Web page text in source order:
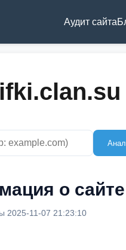
Аудит сайта
о
2025-11-07 21:23:10